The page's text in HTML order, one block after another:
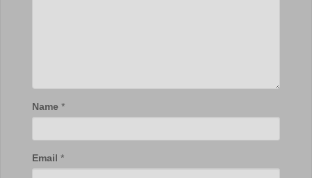
Name *
Email *